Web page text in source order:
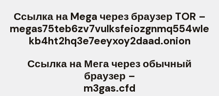
Ссылка на Mega через браузер TOR –
megas75teb6zv7vulksfeiozgnmq554wle
kb4ht2hq3e7eeyxoy2daad.onion
Ссылка на Мега через обычный
браузер –
m3gas.cfd